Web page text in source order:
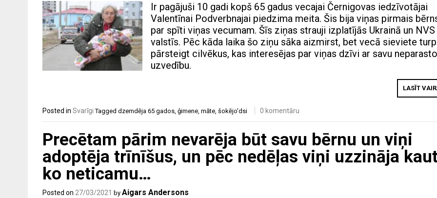
Ir pagājuši 10 gadi kopš 65 gadus vecajai Černigovas iedzīvotājai
Valentīnai Podverbnajai piedzima meita. Šis bija viņas pirmais
par spīti viņas vecumam. Šīs ziņas strauji izplatījās Ukrainā un NVS
valstīs. Pēc kāda laika šo ziņu sāka aizmirst, bet vecā sieviete
pārsteigt cilvēkus, kas interesējas par viņas dzīvi ar savu neparasto
uzvedību.
LASĪT
Posted in Svarīgi Tagged dzemdēja 65 gados ģimene māte šokējo'dsi 0 komentāru
Precētam pārim nevarēja būt savu bērnu un viņi
adoptēja trīnīšus, un pēc nedēļas viņi uzzināja
ko neticamu…
Posted on 27/03/2021 by Aigars Andersons